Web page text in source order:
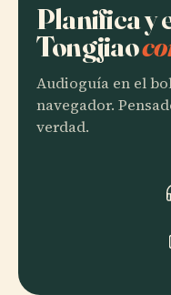
Planifica y
Tongjiao
Audioguía en el
navegador.
verdad.